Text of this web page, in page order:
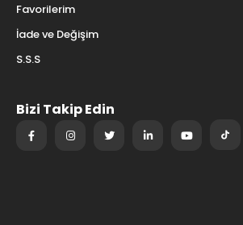
Favorilerim
İade ve Değişim
S.S.S
Bizi Takip Edin